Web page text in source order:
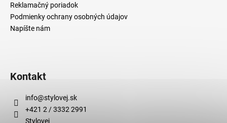
Reklamačný poriadok
Podmienky ochrany osobných údajov
Napíšte nám
Kontakt
info@stylovej.sk
+421 2 / 3332 2991
Stylovej